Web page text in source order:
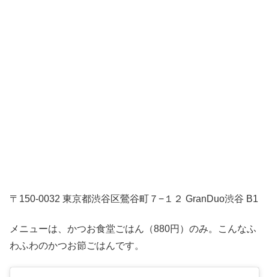
〒150-0032 東京都渋谷区鶯谷町７−１２ GranDuo渋谷 B1
メニューは、かつお食堂ごはん（880円）のみ。こんなふ
わふわのかつお節ごはんです。